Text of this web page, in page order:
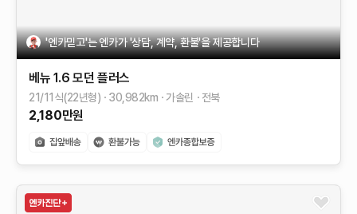
'엔카믿고'는 엔카가 '상담, 계약, 환불'을 제공합니다
베뉴 1.6 모던 플러스
21/11식(22년형) 30,982km 가솔린 전북
2,180만원